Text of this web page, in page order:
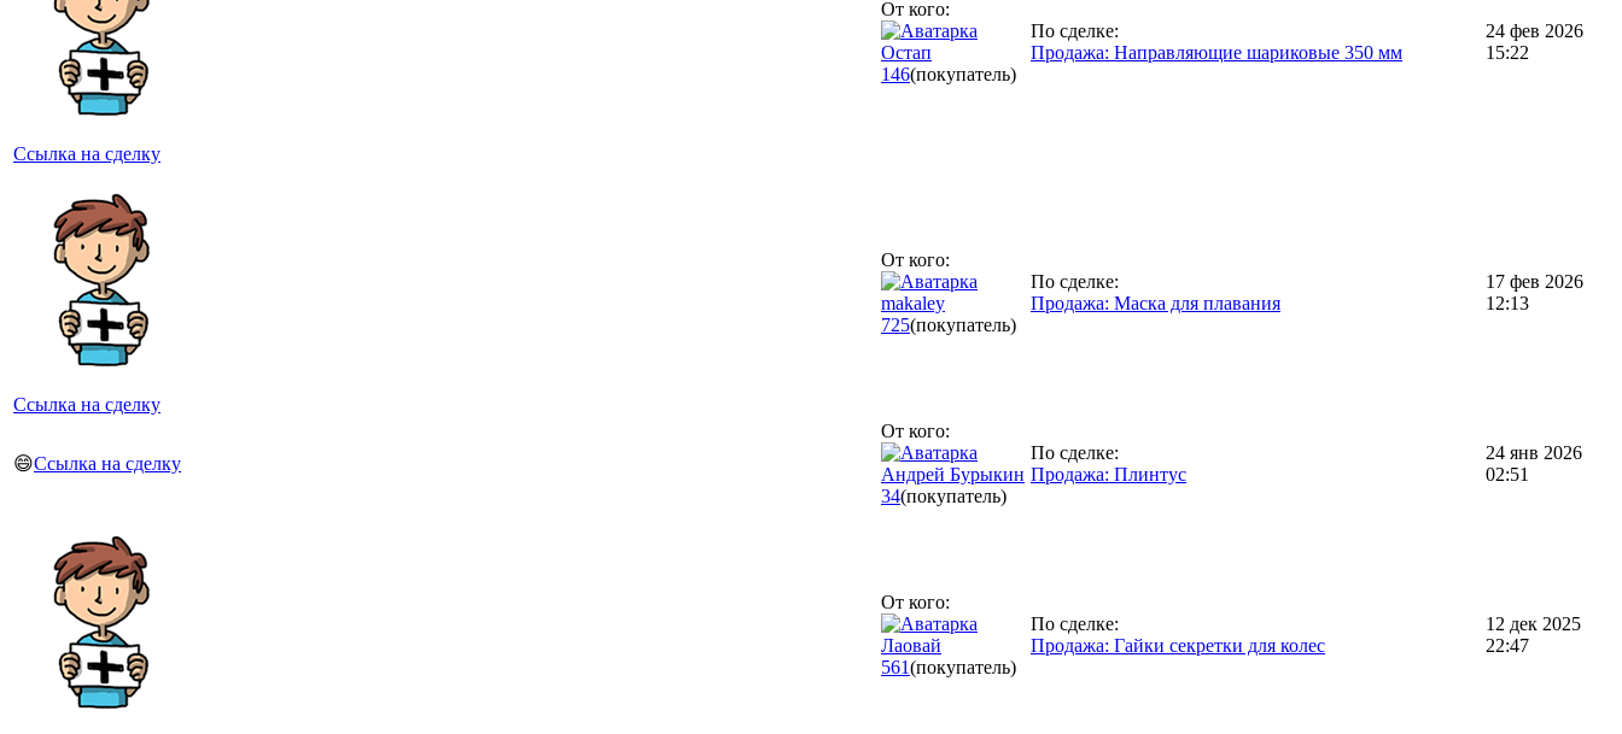
Ссылка на сделку
От кого:
Остап
146(покупатель)
По сделке:
Продажа: Направляющие шариковые 350 мм
24 фев 2026
15:22
Ссылка на сделку
От кого:
makaley
725(покупатель)
По сделке:
Продажа: Маска для плавания
17 фев 2026
12:13
😄Ссылка на сделку
От кого:
Андрей Бурыкин
34(покупатель)
По сделке:
Продажа: Плинтус
24 янв 2026
02:51
От кого:
Лаовай
561(покупатель)
По сделке:
Продажа: Гайки секретки для колес
12 дек 2025
22:47